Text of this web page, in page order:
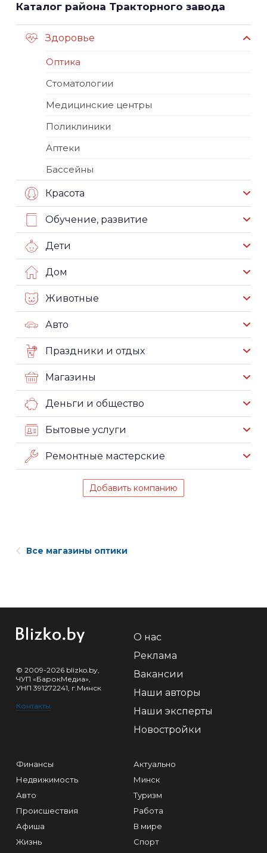
Каталог района Тракторного завода
Здоровье
Оптика
Стоматологии
Медицинские центры
Поликлиники
Аптеки
Бассейны
Красота
Обучение, развитие
Дети
Дом
Животные
Авто
Праздники и отдых
Магазины
Деньги и общество
Бытовые услуги
Ремонтные мастерские
Добавить компанию
Все магазины оптики
© 2009-2026 blizko.by,
ЧУП «БарокМедиа»,
УНП 391272241, г.Минск
Контакты
О нас
Реклама
Вакансии
Наши авторы
Наши эксперты
Новостройки
Финансы
Недвижимость
Авто
Происшествия
Афиша
Жизнь
Актуально
Минск
Туризм
Работа
В мире
Спорт